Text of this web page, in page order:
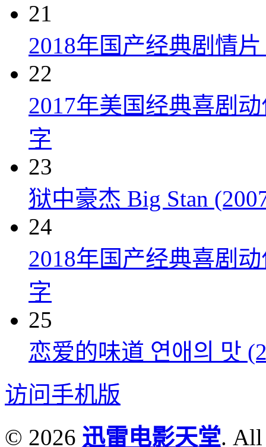
21
2018年国产经典剧情
22
2017年美国经典喜剧
字
23
狱中豪杰 Big Stan
24
2018年国产经典喜剧
字
25
恋爱的味道 연애의 맛
访问手机版
© 2026 迅雷电影天堂. All